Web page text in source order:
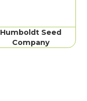
Humboldt Seed
Company